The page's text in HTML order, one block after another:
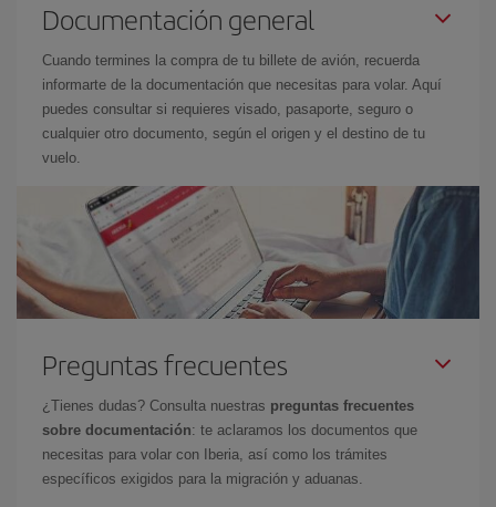
Documentación general
Cuando termines la compra de tu billete de avión, recuerda
informarte de la documentación que necesitas para volar. Aquí
puedes consultar si requieres visado, pasaporte, seguro o
cualquier otro documento, según el origen y el destino de tu
vuelo.
Preguntas frecuentes
¿Tienes dudas? Consulta nuestras preguntas frecuentes
sobre documentación: te aclaramos los documentos que
necesitas para volar con Iberia, así como los trámites
específicos exigidos para la migración y aduanas.